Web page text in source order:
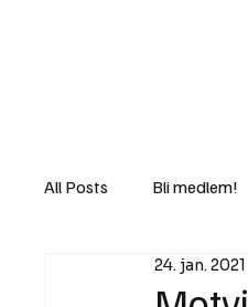
All Posts Bli medlem!
Lov og rett24. jan. 2021